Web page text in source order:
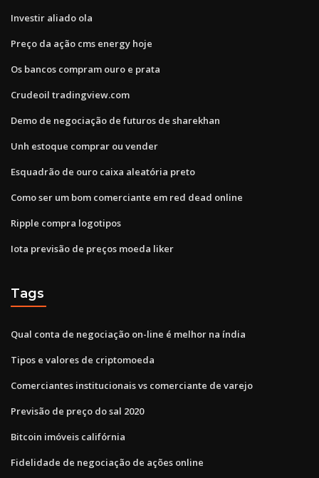
Investir aliado ola
Preço da ação cms energy hoje
Os bancos compram ouro e prata
Crudeoil tradingview.com
Demo de negociação de futuros de sharekhan
Unh estoque comprar ou vender
Esquadrão de ouro caixa aleatória preto
Como ser um bom comerciante em red dead online
Ripple compra logotipos
Iota previsão de preços moeda liker
Tags
Qual conta de negociação on-line é melhor na índia
Tipos e valores de criptomoeda
Comerciantes institucionais vs comerciante de varejo
Previsão de preço do sal 2020
Bitcoin imóveis califórnia
Fidelidade de negociação de ações online